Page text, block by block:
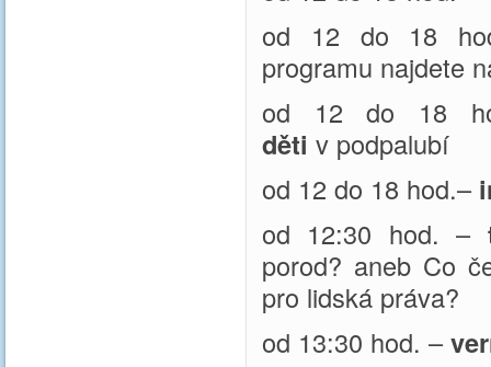
od 12 do 18
programu najdete
od 12 do 18
děti v podpalubí
od 12 do 18 hod.–
od 12:30 hod. –
porod? aneb Co
pro lidská práva?
od 13:30 hod. –